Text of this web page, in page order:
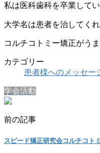
私は医科歯科を卒業して
大学名は患者を治してくれ
コルチコトミー矯正がう
カテゴリー
患者様へのメッセー
学会活動
前の記事
スピード矯正研究会コルチコト